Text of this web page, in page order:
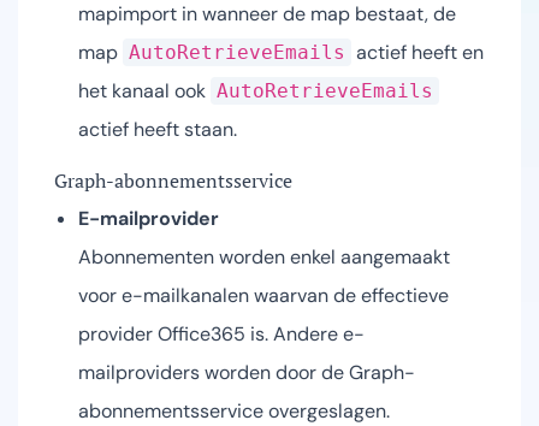
mapimport in wanneer de map bestaat, de
map AutoRetrieveEmails actief heeft en
het kanaal ook AutoRetrieveEmails
actief heeft staan.
Graph-abonnementsservice
E-mailprovider
Abonnementen worden enkel aangemaakt
voor e-mailkanalen waarvan de effectieve
provider Office365 is. Andere e-
mailproviders worden door de Graph-
abonnementsservice overgeslagen.